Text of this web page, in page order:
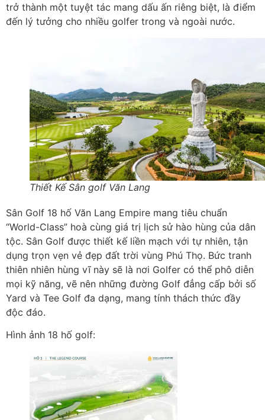
trở thành một tuyệt tác mang dấu ấn riêng biệt, là điểm
đến lý tưởng cho nhiều golfer trong và ngoài nước.
Thiết Kế Sân golf Văn Lang
Sân Golf 18 hố Văn Lang Empire mang tiêu chuẩn
“World-Class” hoà cùng giá trị lịch sử hào hùng của dân
tộc. Sân Golf được thiết kế liền mạch với tự nhiên, tận
dụng trọn vẹn vẻ đẹp đất trời vùng Phú Thọ. Bức tranh
thiên nhiên hùng vĩ này sẽ là nơi Golfer có thể phô diễn
mọi kỹ năng, vẽ nên những đường Golf đẳng cấp bởi số
Yard và Tee Golf đa dạng, mang tính thách thức đầy
độc đáo.
Hình ảnh 18 hố golf: